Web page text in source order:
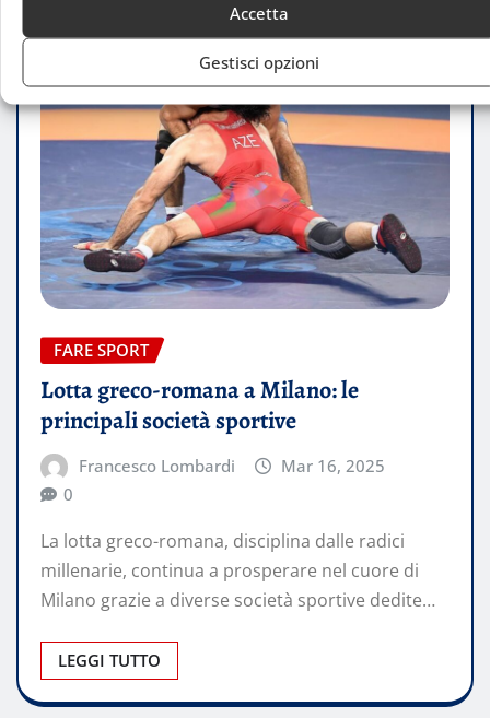
Accetta
Gestisci opzioni
FARE SPORT
Lotta greco-romana a Milano: le
principali società sportive
Francesco Lombardi
Mar 16, 2025
0
La lotta greco-romana, disciplina dalle radici
millenarie, continua a prosperare nel cuore di
Milano grazie a diverse società sportive dedite…
LEGGI TUTTO